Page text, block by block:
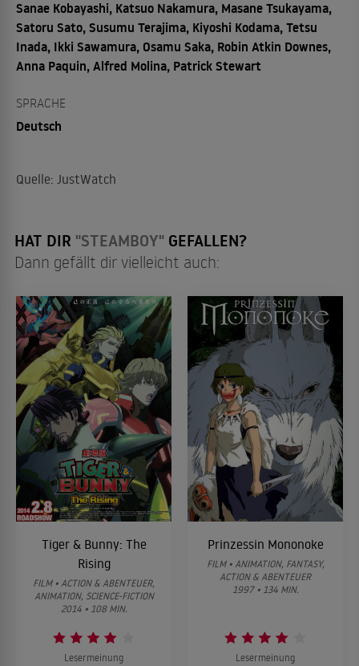
Sanae Kobayashi, Katsuo Nakamura, Masane Tsukayama,
Satoru Sato, Susumu Terajima, Kiyoshi Kodama, Tetsu
Inada, Ikki Sawamura, Osamu Saka, Robin Atkin Downes,
Anna Paquin, Alfred Molina, Patrick Stewart
SPRACHE
Deutsch
Quelle: JustWatch
HAT DIR "STEAMBOY" GEFALLEN?
Dann gefällt dir vielleicht auch:
Tiger & Bunny: The
Rising
FILM • ACTION & ABENTEUER,
ANIMATION, SCIENCE-FICTION
2014 • 108 MIN.
Lesermeinung
Prinzessin Mononoke
FILM • ANIMATION, FANTASY,
ACTION & ABENTEUER
1997 • 134 MIN.
Lesermeinung